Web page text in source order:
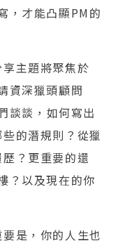
，才能凸顯PM的
主題將聚焦於
資深獵頭顧問
談談，如何寫出
的潛規則？從獵
？更重要的還
？以及現在的你
是，你的人生也